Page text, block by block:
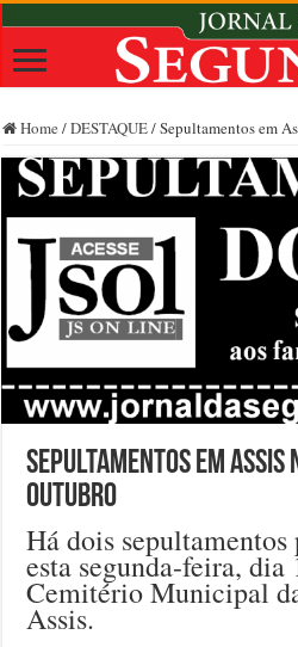
Home /DESTAQUE/Sepultamentos em
Sepultamentos em Assis
outubro
Há dois sepultamentos
esta segunda-feira,
Cemitério Municipal
Assis.